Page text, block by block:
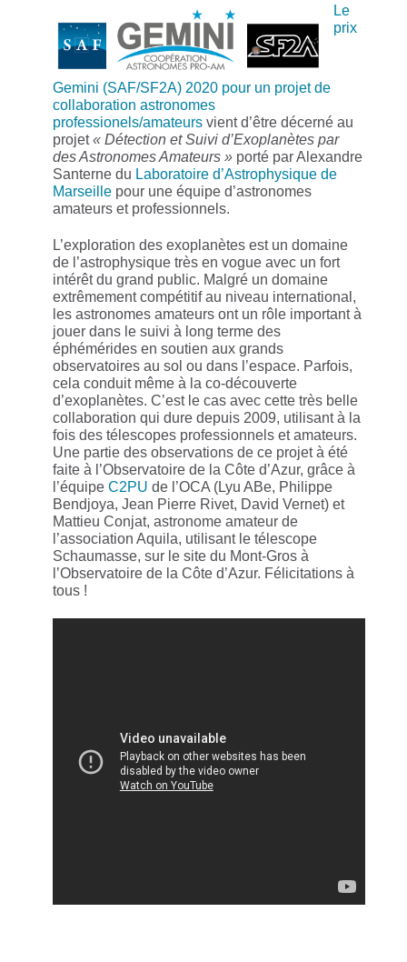
Le
prix
Gemini (SAF/SF2A) 2020 pour un projet de
collaboration astronomes
professionels/amateurs vient d’être décerné au
projet« Détection et Suivi d’Exoplanètes par
des Astronomes Amateurs » porté par Alexandre
Santerne du Laboratoire d’Astrophysique de
Marseille pour une équipe d’astronomes
amateurs et professionnels.
L’exploration des exoplanètes est un domaine
de l’astrophysique très en vogue avec un fort
intérêt du grand public. Malgré un domaine
extrêmement compétitif au niveau international,
les astronomes amateurs ont un rôle important à
jouer dans le suivi à long terme des
éphémérides en soutien aux grands
observatoires au sol ou dans l’espace. Parfois,
cela conduit même à la co-découverte
d’exoplanètes. C’est le cas avec cette très belle
collaboration qui dure depuis 2009, utilisant à la
fois des télescopes professionnels et amateurs.
Une partie des observations de ce projet à été
faite à l’Observatoire de la Côte d’Azur, grâce à
l’équipe C2PU de l’OCA (Lyu ABe, Philippe
Bendjoya, Jean Pierre Rivet, David Vernet) et
Mattieu Conjat, astronome amateur de
l’association Aquila, utilisant le télescope
Schaumasse, sur le site du Mont-Gros à
l’Observatoire de la Côte d’Azur. Félicitations à
tous !